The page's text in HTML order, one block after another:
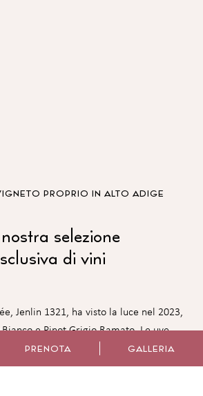
PROPRIO IN ALTO ADIGE
selezione
di vini
Jenlin 1321, ha visto la luce nel 2023,
e Pinot Grigio Ramato. Le uve
in un vigneto che appartiene al
Nel 2020 Hansjörg e Johanna hanno
PRENOTA GALLERIA